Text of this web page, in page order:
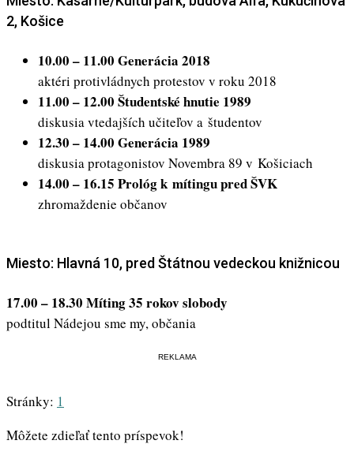
2, Košice
10.00 – 11.00 Generácia 2018
aktéri protivládnych protestov v roku 2018
11.00 – 12.00 Študentské hnutie 1989
diskusia vtedajších učiteľov a študentov
12.30 – 14.00 Generácia 1989
diskusia protagonistov Novembra 89 v Košiciach
14.00 – 16.15 Prológ k mítingu pred ŠVK
zhromaždenie občanov
Miesto: Hlavná 10, pred Štátnou vedeckou knižnicou
17.00 – 18.30 Míting 35 rokov slobody
podtitul Nádejou sme my, občania
REKLAMA
Stránky: 1
Môžete zdieľať tento príspevok!